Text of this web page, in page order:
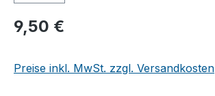
9,50 €
Preise inkl. MwSt. zzgl. Versandkosten